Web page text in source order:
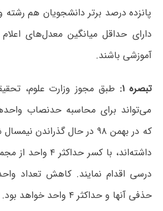
پانزده درصد برتر دانشجویان هم
دارای حداقل میانگین معدل‌های
آموزشی باشند.
تبصره ۱:
طبق مجوز وزارت علوم،
می‌تواند برای محاسبه حدنصاب
که در بهمن ۹۸ در حال
داشته‌اند، با کسر
درسی اقدام نمایند. کاهش تعداد
حذفی آنها و حداکثر ۴ واحد خواهد بود.